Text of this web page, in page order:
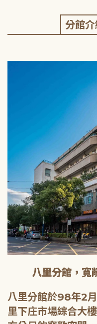
分館介
八里分館，寬
八里分館於98年2
里下庄市場綜合大